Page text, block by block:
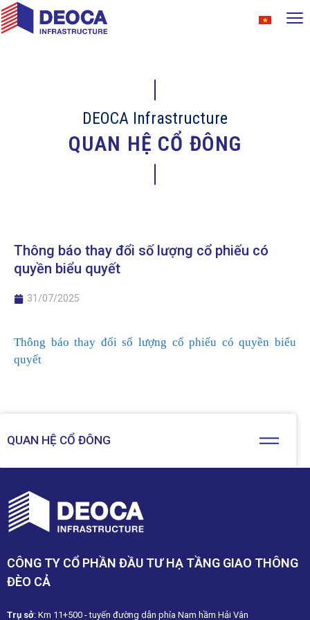
DEOCA Infrastructure
QUAN HỆ CỔ ĐÔNG
QUAN HỆ CỔ ĐÔNG
Thông báo thay đổi số lượng cổ phiếu có
quyền biểu quyết
31/07/2025
Thông báo thay đổi số lượng cổ phiếu có quyền biểu
quyết
CÔNG TY CỔ PHẦN ĐẦU TƯ HẠ TẦNG GIAO THÔNG
ĐÈO CẢ
Trụ sở: Km 11+500 - tuyến đường dẫn phía Nam hầm Hải Vân